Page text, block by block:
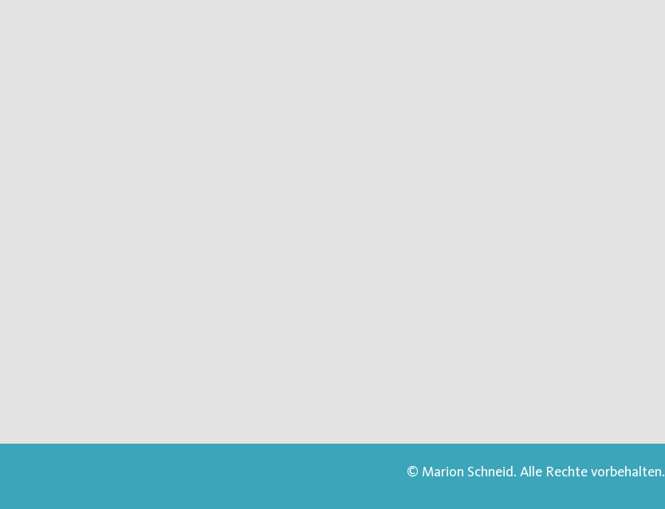
© Marion Schneid. Alle Rechte vorbehalten.